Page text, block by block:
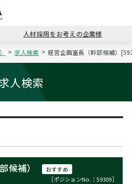
戻る
コンサ
戻る
キャリ
戻る
MBAの
おわり
戻る
日本か
戻る
パワー
人材採用をお考えの企業様
求人検索 経営企画室長（幹部候補）
人検索
候補）
おすすめ
［ポジションNo.：59309］